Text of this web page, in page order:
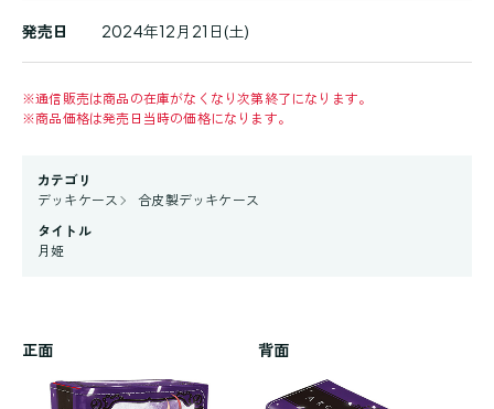
発売日 2024年12月21日(土)
※通信販売は商品の在庫がなくなり次第終了になります。
※商品価格は発売日当時の価格になります。
カテゴリ
デッキケース
合皮製デッキケース
タイトル
月姫
正面 背面